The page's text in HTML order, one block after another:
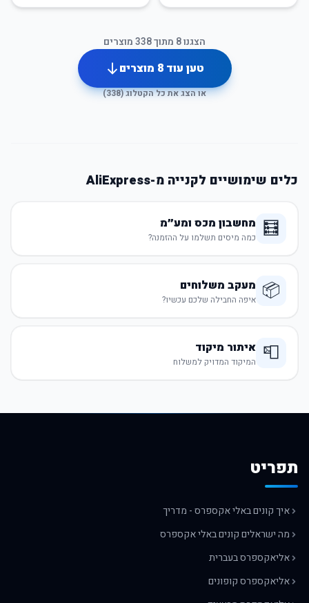
הצגנו8 מתוך338מוצרים
טען עוד8 מוצרים
או הצג את כל הקטלוג (338
)
כלים שימושיים לקנייה מ-AliExpress
🧮 מחשבון מכס ומע״מ
כמה מיסים תשלמו על ההזמנה?
📦 מעקב משלוחים
איפה החבילה שלכם עכשיו?
📮 איתור מיקוד
המיקוד המדויק למשלוח
תפריט
איך קונים באלי אקספרס - מדריך
מה ישראלים קונים באלי אקספרס
אליאקספרס בעברית
אליאקספרס קופונים